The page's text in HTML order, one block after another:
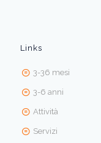
Links
3-36 mesi
3-6 anni
Attività
Servizi